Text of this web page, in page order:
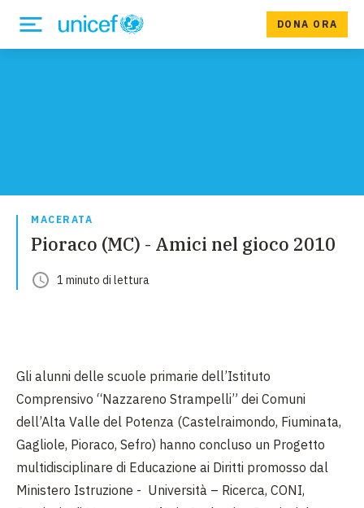
DONA ORA
MACERATA
Pioraco (MC) - Amici nel gioco 2010
1 minuto di lettura
Gli alunni delle scuole primarie dell’Istituto
Comprensivo “Nazzareno Strampelli” dei Comuni
dell’Alta Valle del Potenza (Castelraimondo, Fiuminata,
Gagliole, Pioraco, Sefro) hanno concluso un Progetto
multidisciplinare di Educazione ai Diritti promosso dal
Ministero Istruzione - Università – Ricerca, CONI,